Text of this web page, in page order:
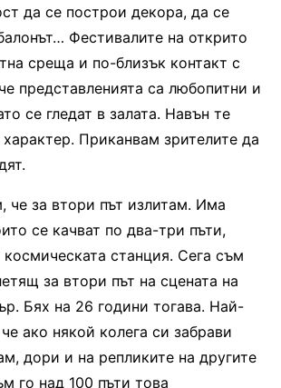
да се построи декора, да се
Фестивалите на открито
среща и по-близък контакт с
представленията са любопитни и
се гледат в залата. Навън те
Приканвам зрителите да
че за втори път излитам. Има
се качват по два-три пъти,
космическата станция. Сега съм
за втори път на сцената на
Бях на 26 години тогава. Най-
ако някой колега си забрави
дори и на репликите на другите
го над 100 пъти това